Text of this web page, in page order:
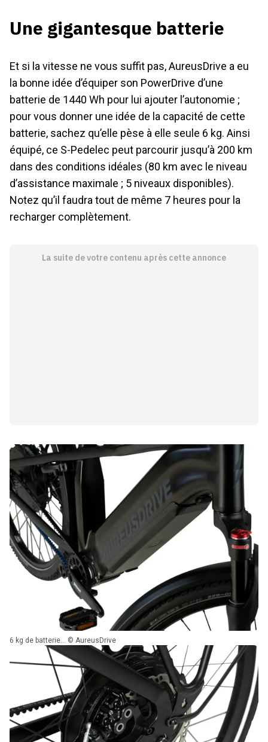
Une gigantesque batterie
Et si la vitesse ne vous suffit pas, AureusDrive a eu
la bonne idée d’équiper son PowerDrive d’une
batterie de 1440 Wh pour lui ajouter l’autonomie ;
pour vous donner une idée de la capacité de cette
batterie, sachez qu’elle pèse à elle seule 6 kg. Ainsi
équipé, ce S-Pedelec peut parcourir jusqu’à 200 km
dans des conditions idéales (80 km avec le niveau
d’assistance maximale ; 5 niveaux disponibles).
Notez qu’il faudra tout de même 7 heures pour la
recharger complètement.
La suite de votre contenu après cette annonce
6 kg de batterie... © AureusDrive